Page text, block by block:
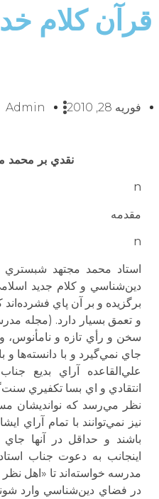
قرآن كلام خدا
فوریه 28, 2010 Admin
نقدي بر محمد
n
مقدمه
n
استاد محمد مجتهد شبستري
دين‌شناسي و كلام جديد
برگزيده و بر آن پاي
و تعمق بسيار دارد. (مجله
سخن و رأي تازه و نامأنوس،
جاي نمي‌گيرد و با دانسته‌ها و
علي‌القاعده آراي بديع
انتقادي و اي بسا تكفيري
نظر مي‌رسد كه نوانديشان
نيز نمي‌توانند با تمام آراي
باشند و حداقل در آنها
اينجانب به دعوت جناب
مدرسه خواسته‌اند تا «اهل
در فضاي دين‌شناسي وارد